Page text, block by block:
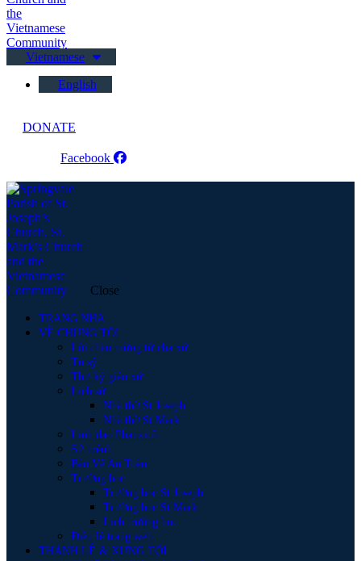
Vietnamese
English
DONATE
Facebook
Close
TRANG NHÀ
VỀ CHÚNG TÔI
Lời chào mừng từ cha xứ
Tu sỹ
Thư ký giáo xứ
Lịch sử
Nhà thờ St Joseph
Nhà thờ St Mark
Linh đạo Phanxicô
Sứ mệnh
Bảo Vệ An Toàn
Trường học
Trường học St Joseph
Trường học St Mark
Lịch trường học
Điều lệ trang web
THÁNH LỄ & XƯNG TỘI